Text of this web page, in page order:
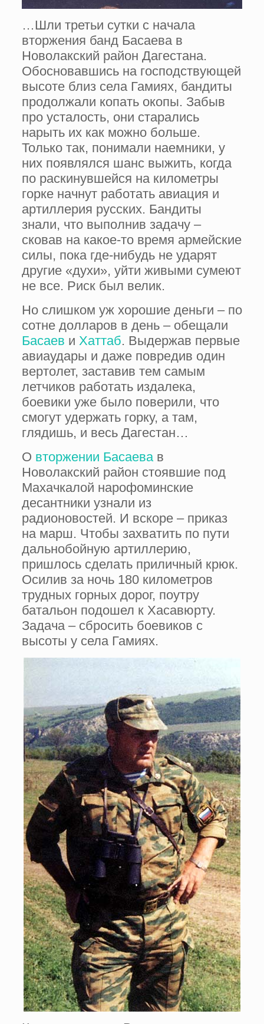
…Шли третьи сутки с начала
вторжения банд Басаева в
Новолакский район Дагестана.
Обосновавшись на господствующей
высоте близ села Гамиях, бандиты
продолжали копать окопы. Забыв
про усталость, они старались
нарыть их как можно больше.
Только так, понимали наемники, у
них появлялся шанс выжить, когда
по раскинувшейся на километры
горке начнут работать авиация и
артиллерия русских. Бандиты
знали, что выполнив задачу –
сковав на какое-то время армейские
силы, пока где-нибудь не ударят
другие «духи», уйти живыми сумеют
не все. Риск был велик.
Но слишком уж хорошие деньги – по
сотне долларов в день – обещали
Басаев и Хаттаб. Выдержав первые
авиаудары и даже повредив один
вертолет, заставив тем самым
летчиков работать издалека,
боевики уже было поверили, что
смогут удержать горку, а там,
глядишь, и весь Дагестан…
О вторжении Басаевав
Новолакский район стоявшие под
Махачкалой нарофоминские
десантники узнали из
радионовостей. И вскоре – приказ
на марш. Чтобы захватить по пути
дальнобойную артиллерию,
пришлось сделать приличный крюк.
Осилив за ночь 180 километров
трудных горных дорог, поутру
батальон подошел к Хасавюрту.
Задача – сбросить боевиков с
высоты у села Гамиях.